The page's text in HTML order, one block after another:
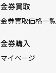
金券買取
金券買取価格一覧
金券購入
マイページ